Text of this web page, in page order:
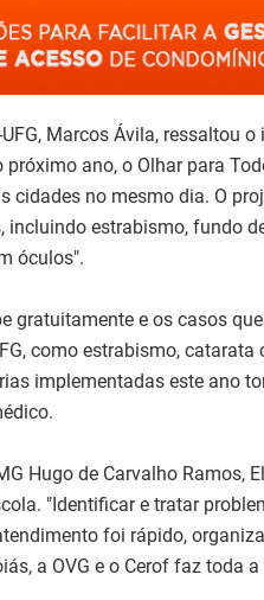
Marcos Ávila, ressaltou
ano, o Olhar para
cidades no mesmo dia. O
incluindo estrabismo, fundo
óculos".
gratuitamente e os casos
como estrabismo,
implementadas este ano
Hugo de Carvalho Ramos,
"Identificar e tratar
foi rápido,
a OVG e o Cerof faz toda